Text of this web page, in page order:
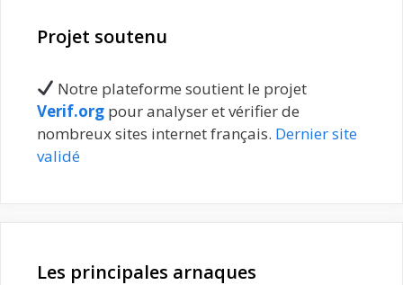
Projet soutenu
Notre plateforme soutient le projet
Verif.org pour analyser et vérifier de
nombreux sites internet français. Dernier site
validé
Les principales arnaques